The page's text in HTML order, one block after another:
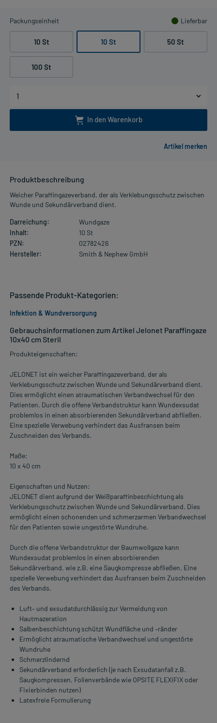
Packungseinheit Lieferbar
10 St 10 St 50 St
100 St
In den Warenkorb
Produktbeschreibung
Weicher Paraffingazeverband, der als Verklebungsschutz zwischen
Wunde und Sekundärverband dient.
Darreichung:
Wundgaze
Inhalt:
10 St
PZN:
02782426
Hersteller:
Smith & Nephew GmbH
Gebrauchsinformationen zum Artikel Jelonet Paraffingaze
10x40 cm Steril
Produkteigenschaften:
JELONET ist ein weicher Paraffingazeverband, der als
Verklebungsschutz zwischen Wunde und Sekundärverband dient.
Dies ermöglicht einen atraumatischen Verbandwechsel für den
Patienten. Durch die offene Verbandstruktur kann Wundexsudat
problemlos in einen absorbierenden Sekundärverband abfließen.
Eine spezielle Verwebung verhindert das Ausfransen beim
Zuschneiden des Verbands.
Maße:
10 x 40 cm
Eigenschaften und Nutzen:
JELONET dient aufgrund der Weißparaffinbeschichtung als
Verklebungsschutz zwischen Wunde und Sekundärverband. Dies
ermöglicht einen schonenden und schmerzarmen Verbandwechsel
für den Patienten sowie ungestörte Wundruhe.
Durch die offene Verbandstruktur der Baumwollgaze kann
Wundexsudat problemlos in einen absorbierenden
Sekundärverband, wie z.B. eine Saugkompresse abfließen. Eine
spezielle Verwebung verhindert das Ausfransen beim Zuschneiden
des Verbands.
Luft– und exsudatdurchlässig zur Vermeidung von
Hautmazeration
Salbenbeschichtung schützt Wundfläche und –ränder
Ermöglicht atraumatische Verbandwechsel und ungestörte
Wundruhe
Schmerzlindernd
Sekundärverband erforderlich (je nach Exsudatanfall z.B.
Saugkompressen, Folienverbände wie OPSITE FLEXIFIX oder
Fixierbinden nutzen)
Latexfreie Formulierung
Passende Produkt-Kategorien:
Infektion & Wundversorgung